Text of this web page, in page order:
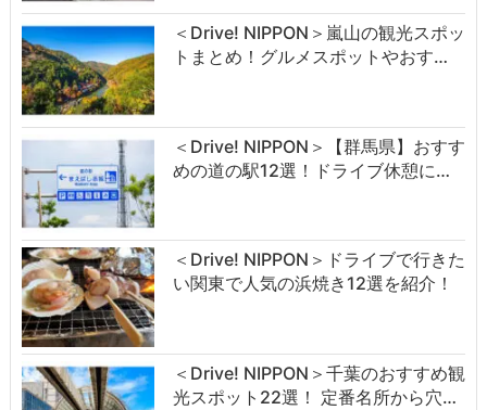
＜Drive! NIPPON＞嵐山の観光スポッ
トまとめ！グルメスポットやおす…
＜Drive! NIPPON＞【群馬県】おすす
めの道の駅12選！ドライブ休憩に…
＜Drive! NIPPON＞ドライブで行きた
い関東で人気の浜焼き12選を紹介！
＜Drive! NIPPON＞千葉のおすすめ観
光スポット22選！ 定番名所から穴…